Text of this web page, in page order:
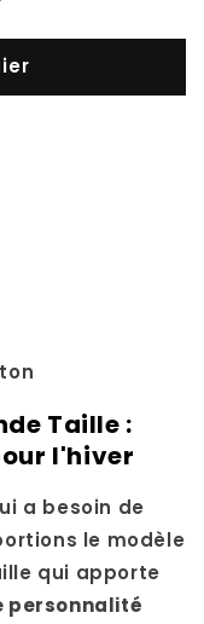
Taille :
l'hiver
a besoin de
le modèle
qui apporte
personnalité